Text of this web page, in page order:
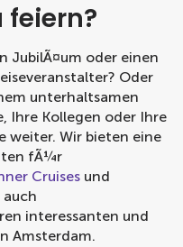
feiern?
JubilÃ¤um oder einen
Oder
unterhaltsamen
Ihre Kollegen oder Ihre
weiter. Wir bieten eine
fÃ¼r
Cruises und
interessanten und
Amsterdam.